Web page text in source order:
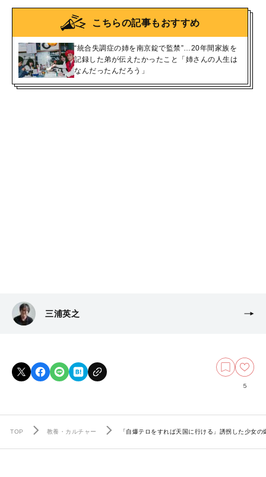
こちらの記事もおすすめ
“統合失調症の姉を南京錠で監禁”…20年間家族を
記録した弟が伝えたかったこと「姉さんの人生は
なんだったんだろう」
三浦英之
5
TOP 教養・カルチャー 「自爆テロをすれば天国に行ける」誘拐した少女